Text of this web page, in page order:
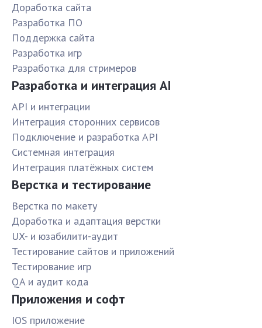
Доработка сайта
Разработка ПО
Поддержка сайта
Разработка игр
Разработка для стримеров
Разработка и интеграция AI
API и интеграции
Интеграция сторонних сервисов
Подключение и разработка API
Системная интеграция
Интеграция платёжных систем
Верстка и тестирование
Верстка по макету
Доработка и адаптация верстки
UX- и юзабилити-аудит
Тестирование сайтов и приложений
Тестирование игр
QA и аудит кода
Приложения и софт
IOS приложение